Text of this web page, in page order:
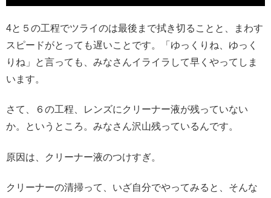
4と５の工程でツライのは最後まで拭き切ることと、まわす
スピードがとっても遅いことです。「ゆっくりね、ゆっく
りね」と言っても、みなさんイライラして早くやってしま
います。
さて、６の工程、レンズにクリーナー液が残っていない
か。というところ。みなさん沢山残っているんです。
原因は、クリーナー液のつけすぎ。
クリーナーの清掃って、いざ自分でやってみると、そんな